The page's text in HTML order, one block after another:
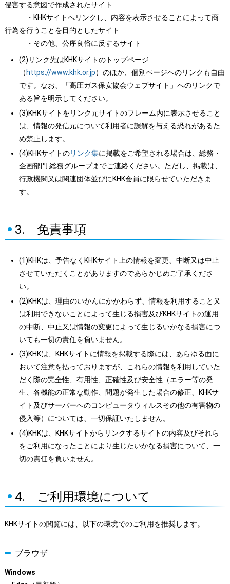
侵害する意図で作成されたサイト
・KHKサイトへリンクし、内容を表示させることによって商
行為を行うことを目的としたサイト
・その他、公序良俗に反するサイト
(2)リンク先はKHKサイトのトップページ
（ https://www.khk.or.jp）のほか、個別ページへのリンクも自由
です。なお、「高圧ガス保安協会ウェブサイト」へのリンクで
ある旨を明示してください。
(3)KHKサイトをリンク元サイトのフレーム内に表示させること
は、情報の発信元について利用者に誤解を与える恐れがあるた
め禁止します。
(4)KHKサイトのリンク集に掲載をご希望される場合は、総務・
企画部門 総務グループまでご連絡ください。ただし、掲載は、
行政機関又は関連団体並びにKHK会員に限らせていただきま
す。
3. 免責事項
(1)KHKは、予告なくKHKサイト上の情報を変更、中断又は中止
させていただくことがありますのであらかじめご了承くださ
い。
(2)KHKは、理由のいかんにかかわらず、情報を利用すること又
は利用できないことによって生じる損害及びKHKサイトの運用
の中断、中止又は情報の変更によって生じるいかなる損害につ
いても一切の責任を負いません。
(3)KHKは、KHKサイトに情報を掲載する際には、あらゆる面に
おいて注意を払っておりますが、これらの情報を利用していた
だく際の完全性、有用性、正確性及び安全性（エラー等の発
生、各機能の正常な動作、問題が発生した場合の修正、KHKサ
イト及びサーバーへのコンピュータウィルスその他の有害物の
侵入等）については、一切保証いたしません。
(4)KHKは、KHKサイトからリンクするサイトの内容及びそれら
をご利用になったことにより生じたいかなる損害について、一
切の責任を負いません。
4. ご利用環境について
KHKサイトの閲覧には、以下の環境でのご利用を推奨します。
ブラウザ
Windows